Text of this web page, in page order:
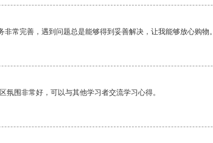
非常完善，遇到问题总是能够得到妥善解决，让我能够放心购物。
氛围非常好，可以与其他学习者交流学习心得。